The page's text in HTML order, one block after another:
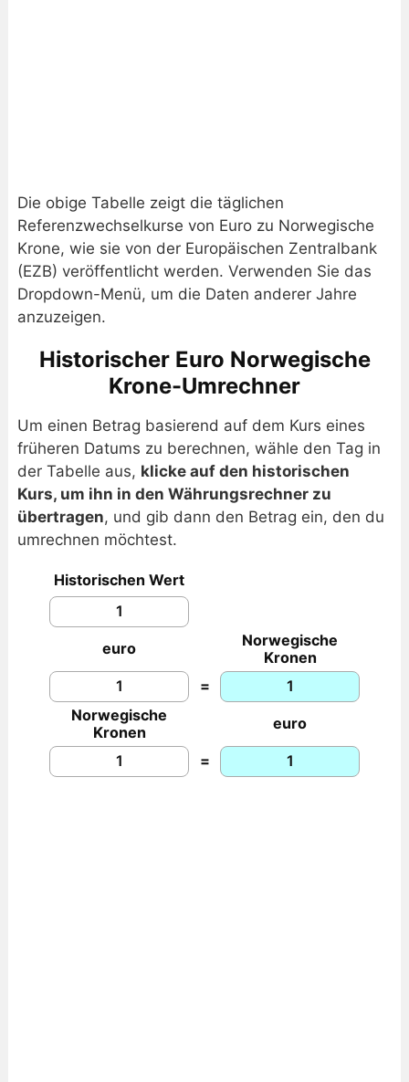
Die obige Tabelle zeigt die täglichen
Referenzwechselkurse von Euro zu Norwegische
Krone, wie sie von der Europäischen Zentralbank
(EZB) veröffentlicht werden. Verwenden Sie das
Dropdown-Menü, um die Daten anderer Jahre
anzuzeigen.
Historischer Euro Norwegische
Krone-Umrechner
Um einen Betrag basierend auf dem Kurs eines
früheren Datums zu berechnen, wähle den Tag in
der Tabelle aus, klicke auf den historischen
Kurs, um ihn in den Währungsrechner zu
übertragen, und gib dann den Betrag ein, den du
umrechnen möchtest.
Historischen Wert
euro
Norwegische
Kronen
=
Norwegische
Kronen
euro
=